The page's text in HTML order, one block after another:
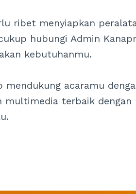
ribet menyiapkan
hubungi Admin
kebutuhanmu.
mendukung acaramu
multimedia terbaik dengan